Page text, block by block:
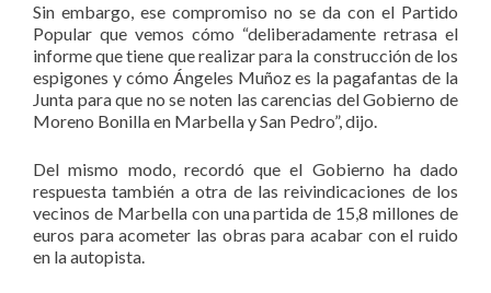
Sin embargo, ese compromiso no se da con el Partido
Popular que vemos cómo “deliberadamente retrasa el
informe que tiene que realizar para la construcción de los
espigones y cómo Ángeles Muñoz es la pagafantas de la
Junta para que no se noten las carencias del Gobierno de
Moreno Bonilla en Marbella y San Pedro”, dijo.
Del mismo modo, recordó que el Gobierno ha dado
respuesta también a otra de las reivindicaciones de los
vecinos de Marbella con una partida de 15,8 millones de
euros para acometer las obras para acabar con el ruido
en la autopista.